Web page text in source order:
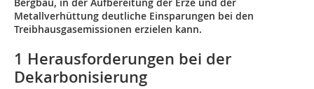
Bergbau, in der Aufbereitung der Erze und der
Metallverhüttung deutliche Einsparungen bei den
Treibhausgasemissionen erzielen kann.
1 Herausforderungen bei der
Dekarbonisierung